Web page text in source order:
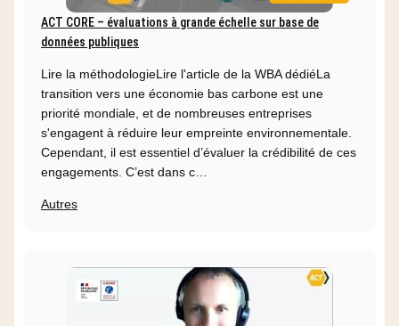
ACT CORE – évaluations à grande échelle sur base de
données publiques​
Lire la méthodologieLire l'article de la WBA dédiéLa
transition vers une économie bas carbone est une
priorité mondiale, et de nombreuses entreprises
s'engagent à réduire leur empreinte environnementale.
Cependant, il est essentiel d’évaluer la crédibilité de ces
engagements. C’est dans c…
Autres